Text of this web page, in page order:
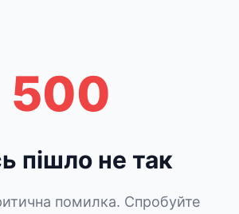
500
пішло не так
помилка. Спробуйте